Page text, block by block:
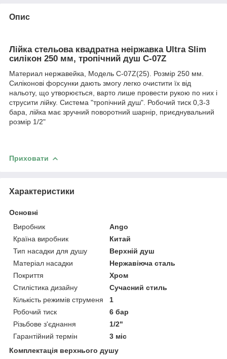
Опис
Лійка стельова квадратна неіржавка Ultra Slim
силікон 250 мм, тропічний душ С-07Z
Материал нержавейка, Модель С-07Z(25). Розмір 250 мм.
Силіконові форсунки дають змогу легко очистити їх від
нальоту, що утворюється, варто лише провести рукою по них і
струсити лійку. Система "тропічний душ". Робочий тиск 0,3-3
бара, лійка має зручний поворотний шарнір, приєднувальний
розмір 1/2"
Приховати
Характеристики
Основні
Виробник
Ango
Країна виробник
Китай
Тип насадки для душу
Верхній душ
Матеріал насадки
Нержавіюча сталь
Покриття
Хром
Стилістика дизайну
Сучасний стиль
Кількість режимів струменя
1
Робочий тиск
6 бар
Різьбове з'єднання
1/2"
Гарантійний термін
3 міс
Комплектація верхнього душу